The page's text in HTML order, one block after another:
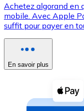
XRP
XRP
Voir toutes
Coupons crypto
Achetez des
Achetez algorand en
mobile. Avec Apple
suffit pour payer en
En savoir plus